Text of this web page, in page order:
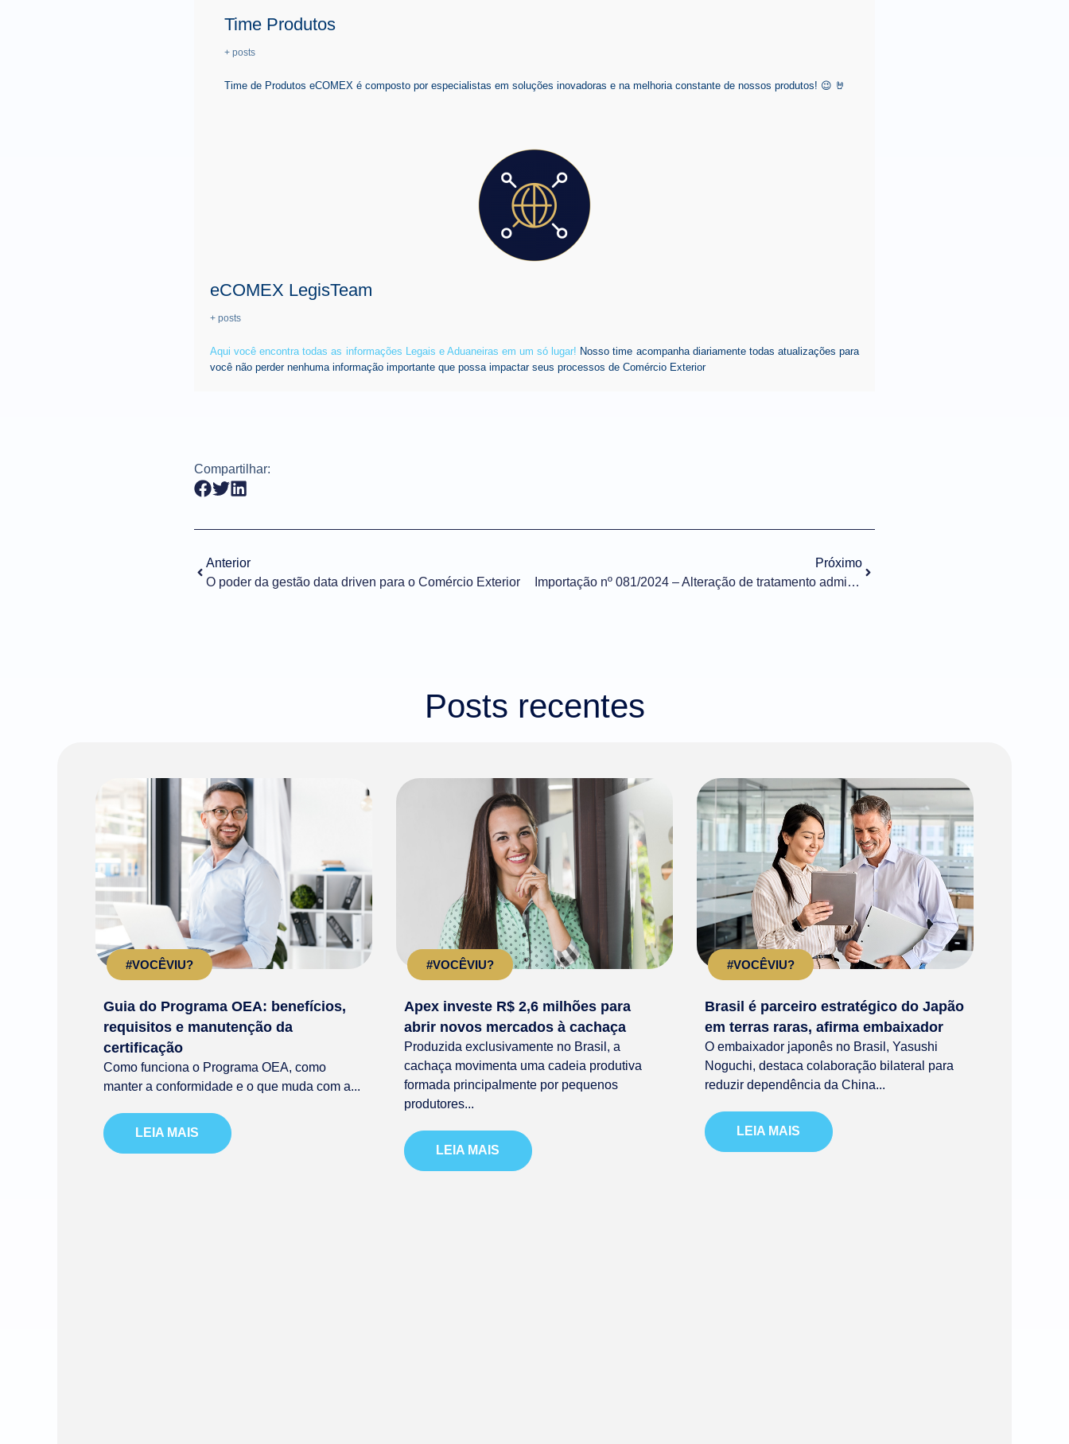
Time Produtos
+ posts
Time de Produtos eCOMEX é composto por especialistas em soluções inovadoras e na melhoria constante de nossos produtos! 😉 🤘
eCOMEX LegisTeam
+ posts
Aqui você encontra todas as informações Legais e Aduaneiras em um só lugar! Nosso time acompanha diariamente todas atualizações para
você não perder nenhuma informação importante que possa impactar seus processos de Comércio Exterior
Compartilhar:
Anterior
O poder da gestão data driven para o Comércio Exterior
Próximo
Importação nº 081/2024 – Alteração de tratamento administrativo – Anvisa
Posts recentes
#VOCÊVIU?
Guia do Programa OEA: benefícios,
requisitos e manutenção da
certificação
Como funciona o Programa OEA, como
manter a conformidade e o que muda com a...
LEIA MAIS
#VOCÊVIU?
Apex investe R$ 2,6 milhões para
abrir novos mercados à cachaça
Produzida exclusivamente no Brasil, a
cachaça movimenta uma cadeia produtiva
formada principalmente por pequenos
produtores...
LEIA MAIS
#VOCÊVIU?
Brasil é parceiro estratégico do Japão
em terras raras, afirma embaixador
O embaixador japonês no Brasil, Yasushi
Noguchi, destaca colaboração bilateral para
reduzir dependência da China...
LEIA MAIS